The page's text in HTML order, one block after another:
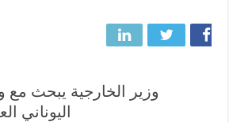
وزير الخارجية يبحث مع
اليوناني